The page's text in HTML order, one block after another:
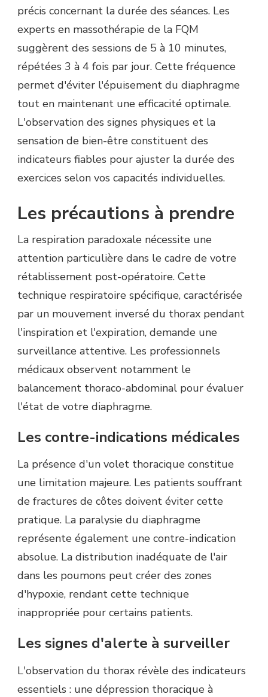
précis concernant la durée des séances. Les
experts en massothérapie de la FQM
suggèrent des sessions de 5 à 10 minutes,
répétées 3 à 4 fois par jour. Cette fréquence
permet d'éviter l'épuisement du diaphragme
tout en maintenant une efficacité optimale.
L'observation des signes physiques et la
sensation de bien-être constituent des
indicateurs fiables pour ajuster la durée des
exercices selon vos capacités individuelles.
Les précautions à prendre
La respiration paradoxale nécessite une
attention particulière dans le cadre de votre
rétablissement post-opératoire. Cette
technique respiratoire spécifique, caractérisée
par un mouvement inversé du thorax pendant
l'inspiration et l'expiration, demande une
surveillance attentive. Les professionnels
médicaux observent notamment le
balancement thoraco-abdominal pour évaluer
l'état de votre diaphragme.
Les contre-indications médicales
La présence d'un volet thoracique constitue
une limitation majeure. Les patients souffrant
de fractures de côtes doivent éviter cette
pratique. La paralysie du diaphragme
représente également une contre-indication
absolue. La distribution inadéquate de l'air
dans les poumons peut créer des zones
d'hypoxie, rendant cette technique
inappropriée pour certains patients.
Les signes d'alerte à surveiller
L'observation du thorax révèle des indicateurs
essentiels : une dépression thoracique à